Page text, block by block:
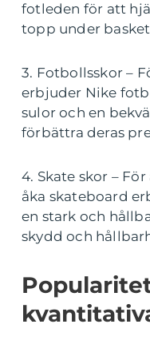
fotleden för att
topp under
3. Fotbollsskor –
erbjuder Nike
sulor och en
förbättra deras
4. Skate skor –
åka skateboard
en stark och
skydd och